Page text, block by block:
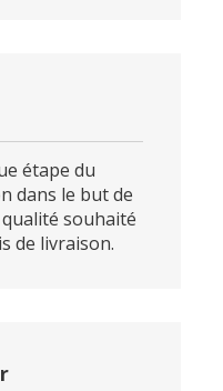
étape du
dans le but de
souhaité
de livraison.